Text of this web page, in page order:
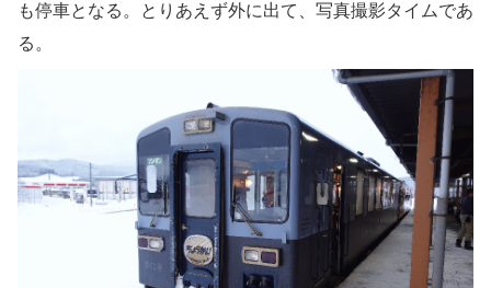
も停車となる。とりあえず外に出て、写真撮影タイムであ
る。